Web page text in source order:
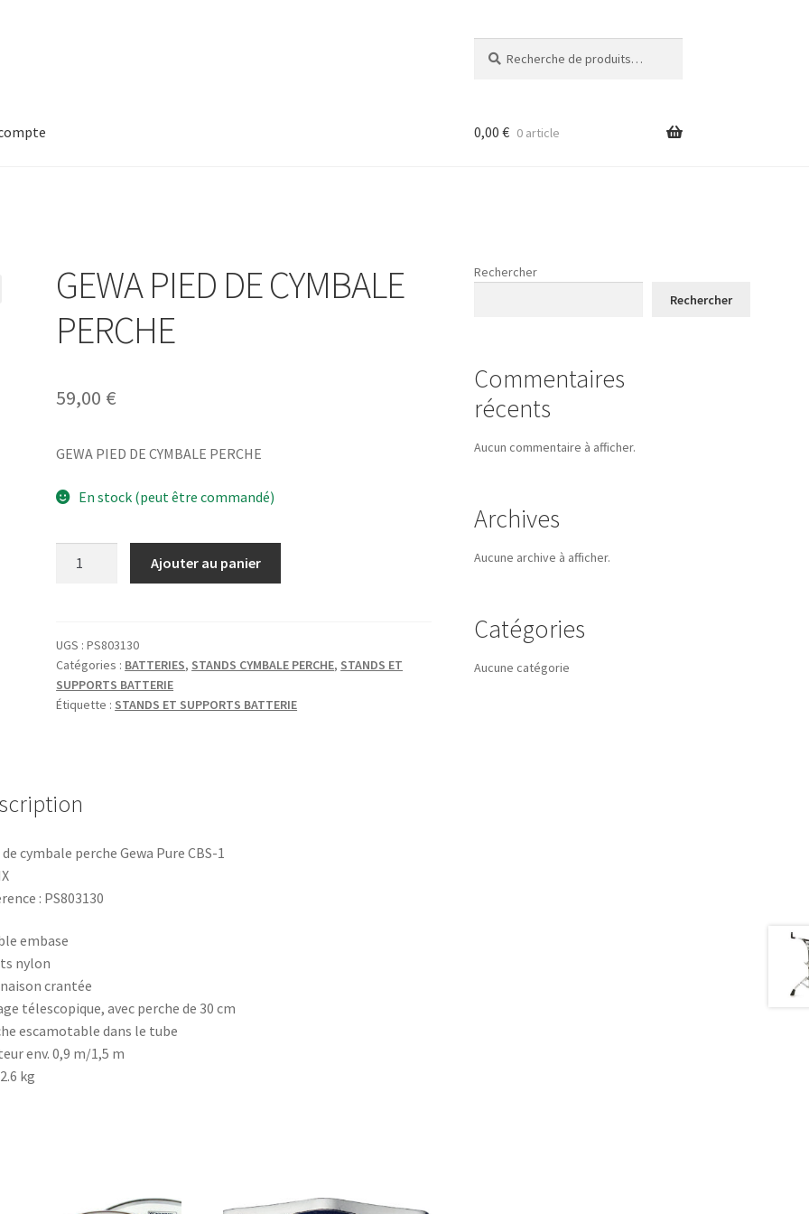
pour :
0,00 € 0 article
GEWA PIED DE CYMBALE
PERCHE
59,00 €
GEWA PIED DE CYMBALE PERCHE
En stock (peut être commandé)
DE
CYMBALE
PERCHE
Ajouter au panier
UGS :PS803130
Catégories : BATTERIES, STANDS CYMBALE PERCHE, STANDS ET
SUPPORTS BATTERIE
Étiquette : STANDS ET SUPPORTS BATTERIE
cymbale perche Gewa Pure CBS-1
: PS803130
embase
nylon
crantée
télescopique, avec perche de 30 cm
escamotable dans le tube
env. 0,9 m/1,5 m
kg
Rechercher
Rechercher
Commentaires
récents
Aucun commentaire à afficher.
Archives
Aucune archive à afficher.
Catégories
Aucune catégorie